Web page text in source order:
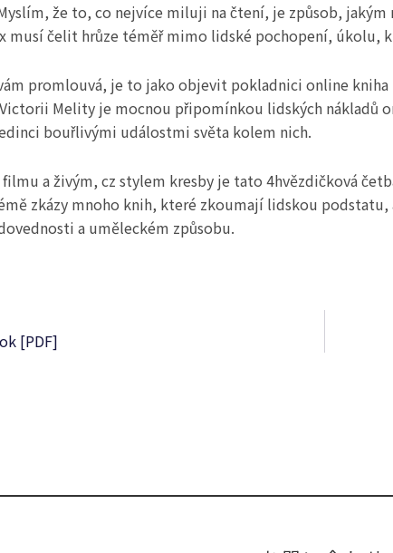
že to, co nejvíce miluji na čtení, je způsob,
musí čelit hrůze téměř mimo lidské pochopení, úkolu,
promlouvá, je to jako objevit pokladnici online
Melity je mocnou připomínkou lidských nákladů
bouřlivými událostmi světa kolem nich.
a živým, cz stylem kresby je tato 4hvězdičková
zkázy mnoho knih, které zkoumají lidskou
a uměleckém způsobu.
[PDF]